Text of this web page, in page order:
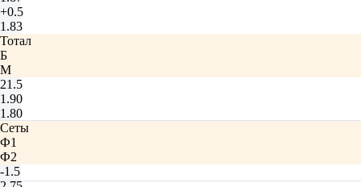
+0.5
1.83
Тотал
Б
М
21.5
1.90
1.80
Сеты
Ф1
Ф2
-1.5